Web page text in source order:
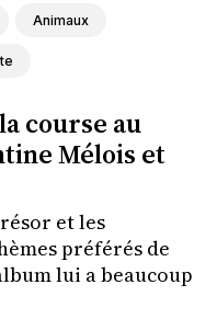
Animaux
course au
Mélois et
et les
lui a beaucoup